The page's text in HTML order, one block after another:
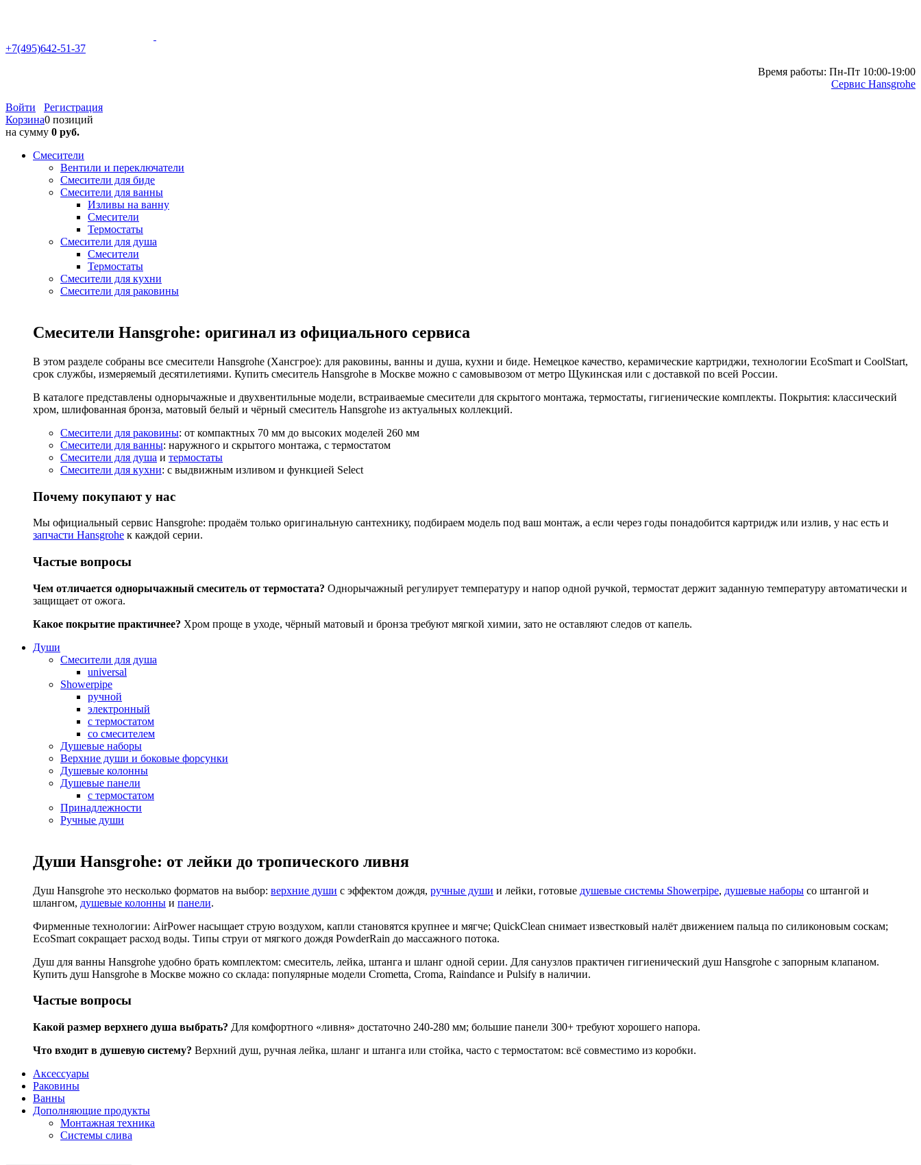
+7(495)642-51-37
Время работы: Пн-Пт 10:00-19:00
Сервис Hansgrohe
Войти
Регистрация
Корзина0 позиций
на сумму 0 руб.
Смесители
Вентили и переключатели
Смесители для биде
Смесители для ванны
Изливы на ванну
Смесители
Термостаты
Смесители для душа
Смесители
Термостаты
Смесители для кухни
Смесители для раковины
Смесители Hansgrohe: оригинал из официального сервиса
В этом разделе собраны все смесители Hansgrohe (Хансгрое): для раковины, ванны и душа, кухни и биде. Немецкое качество, керамические картриджи, технологии EcoSmart и CoolStart,
срок службы, измеряемый десятилетиями. Купить смеситель Hansgrohe в Москве можно с самовывозом от метро Щукинская или с доставкой по всей России.
В каталоге представлены однорычажные и двухвентильные модели, встраиваемые смесители для скрытого монтажа, термостаты, гигиенические комплекты. Покрытия: классический
хром, шлифованная бронза, матовый белый и чёрный смеситель Hansgrohe из актуальных коллекций.
Смесители для раковины: от компактных 70 мм до высоких моделей 260 мм
Смесители для ванны: наружного и скрытого монтажа, с термостатом
Смесители для душа и термостаты
Смесители для кухни: с выдвижным изливом и функцией Select
Почему покупают у нас
Мы официальный сервис Hansgrohe: продаём только оригинальную сантехнику, подбираем модель под ваш монтаж, а если через годы понадобится картридж или излив, у нас есть и
запчасти Hansgrohe к каждой серии.
Частые вопросы
Чем отличается однорычажный смеситель от термостата? Однорычажный регулирует температуру и напор одной ручкой, термостат держит заданную температуру автоматически и
защищает от ожога.
Какое покрытие практичнее? Хром проще в уходе, чёрный матовый и бронза требуют мягкой химии, зато не оставляют следов от капель.
Души
Смесители для душа
universal
Showerpipe
ручной
электронный
с термостатом
со смесителем
Душевые наборы
Верхние души и боковые форсунки
Душевые колонны
Душевые панели
с термостатом
Принадлежности
Ручные души
Души Hansgrohe: от лейки до тропического ливня
Душ Hansgrohe это несколько форматов на выбор: верхние души с эффектом дождя, ручные души и лейки, готовые душевые системы Showerpipe, душевые наборы со штангой и
шлангом, душевые колонны и панели.
Фирменные технологии: AirPower насыщает струю воздухом, капли становятся крупнее и мягче; QuickClean снимает известковый налёт движением пальца по силиконовым соскам;
EcoSmart сокращает расход воды. Типы струи от мягкого дождя PowderRain до массажного потока.
Душ для ванны Hansgrohe удобно брать комплектом: смеситель, лейка, штанга и шланг одной серии. Для санузлов практичен гигиенический душ Hansgrohe с запорным клапаном.
Купить душ Hansgrohe в Москве можно со склада: популярные модели Crometta, Croma, Raindance и Pulsify в наличии.
Частые вопросы
Какой размер верхнего душа выбрать? Для комфортного «ливня» достаточно 240-280 мм; большие панели 300+ требуют хорошего напора.
Что входит в душевую систему? Верхний душ, ручная лейка, шланг и штанга или стойка, часто с термостатом: всё совместимо из коробки.
Аксессуары
Раковины
Ванны
Дополняющие продукты
Монтажная техника
Системы слива